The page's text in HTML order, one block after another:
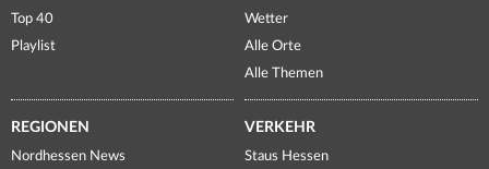
Top 40
Playlist
Wetter
Alle Orte
Alle Themen
REGIONEN
Nordhessen News
VERKEHR
Staus Hessen